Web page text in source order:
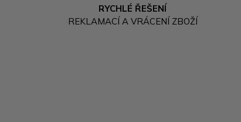
RYCHLÉ ŘEŠENÍ
REKLAMACÍ A VRÁCENÍ ZBOŽÍ